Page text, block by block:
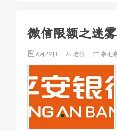
微信限额之迷雾
6月29日 老狼 杂七